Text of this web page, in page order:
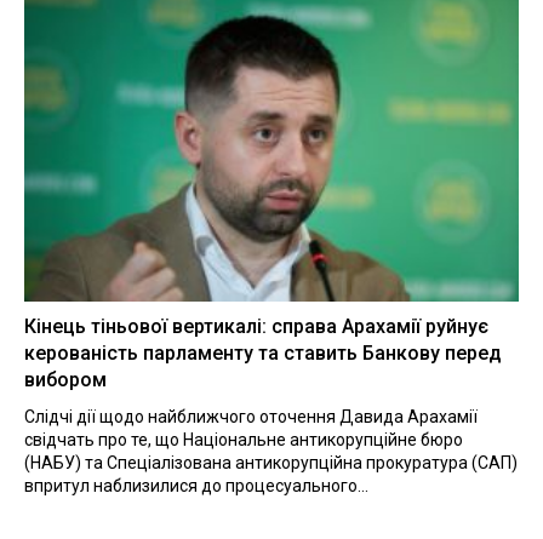
Кінець тіньової вертикалі: справа Арахамії руйнує
керованість парламенту та ставить Банкову перед
вибором
Слідчі дії щодо найближчого оточення Давида Арахамії
свідчать про те, що Національне антикорупційне бюро
(НАБУ) та Спеціалізована антикорупційна прокуратура (САП)
впритул наблизилися до процесуального...